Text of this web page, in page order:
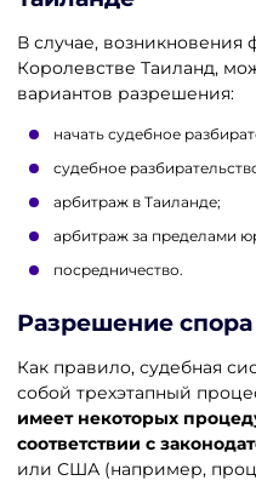
В случае, возникновения
Королевстве Таиланд,
вариантов разрешения:
начать судебное
судебное
арбитраж в Таиланде;
арбитраж за пределами
посредничество.
Разрешение спора
Как правило, судебная
собой трехэтапный
имеет некоторых
соответствии с
или США (например,